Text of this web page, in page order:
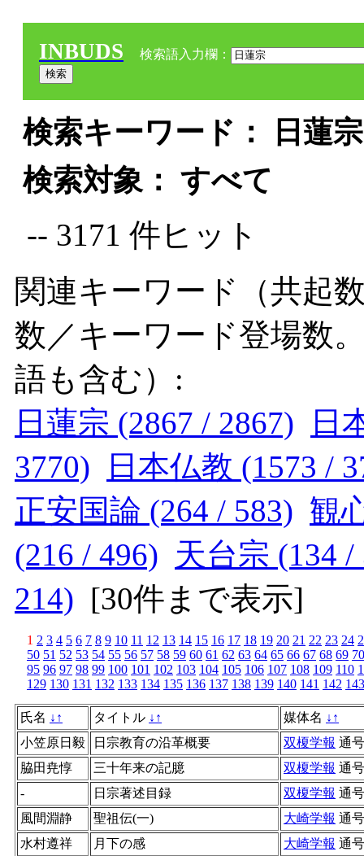
INBUDS 検索語入力欄：
検索キーワード： 日蓮
検索対象： すべて
-- 3171 件ヒット
関連キーワード（共起
数／キーワード登場数
語も含む）:
日蓮宗 (2867 / 2867)
日
3770)
日本仏教 (1573 /
正安国論 (264 / 583) 観
(216 / 496) 天台宗 (134 /
214) [30件まで表示]
1 2 3 4 5 6 7 8 9 10 11 12 13 14 15 16 17 18 19 20 21 22 23 24
50 51 52 53 54 55 56 57 58 59 60 61 62 63 64 65 66 67 68 69 70
95 96 97 98 99 100 101 102 103 104 105 106 107 108 109 110
129 130 131 132 133 134 135 136 137 138 139 140 141 142 143
氏名 ↓ ↑ タイトル ↓ ↑ 媒体名 ↓ ↑
小笠原日毅
日宗教育の沿革概要 双榎学報 通
脇田尭惇
三十年来の記臆 双榎学報 通
-
日宗著述目録 双榎学報 通
風間淵静
聖祖伝(一) 大崎学報 通
水村遵祥
月下の感 大崎学報 通